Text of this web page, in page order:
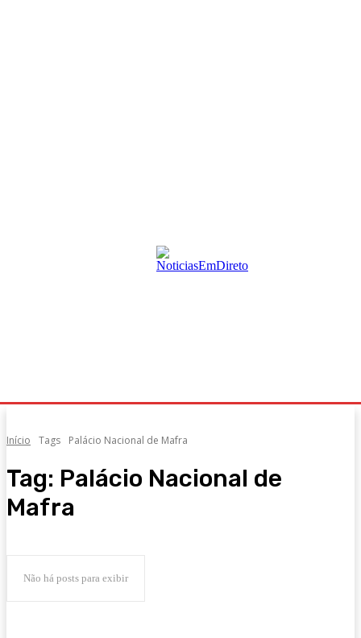
Início Tags Palácio Nacional de Mafra
Tag: Palácio Nacional de
Mafra
Não há posts para exibir